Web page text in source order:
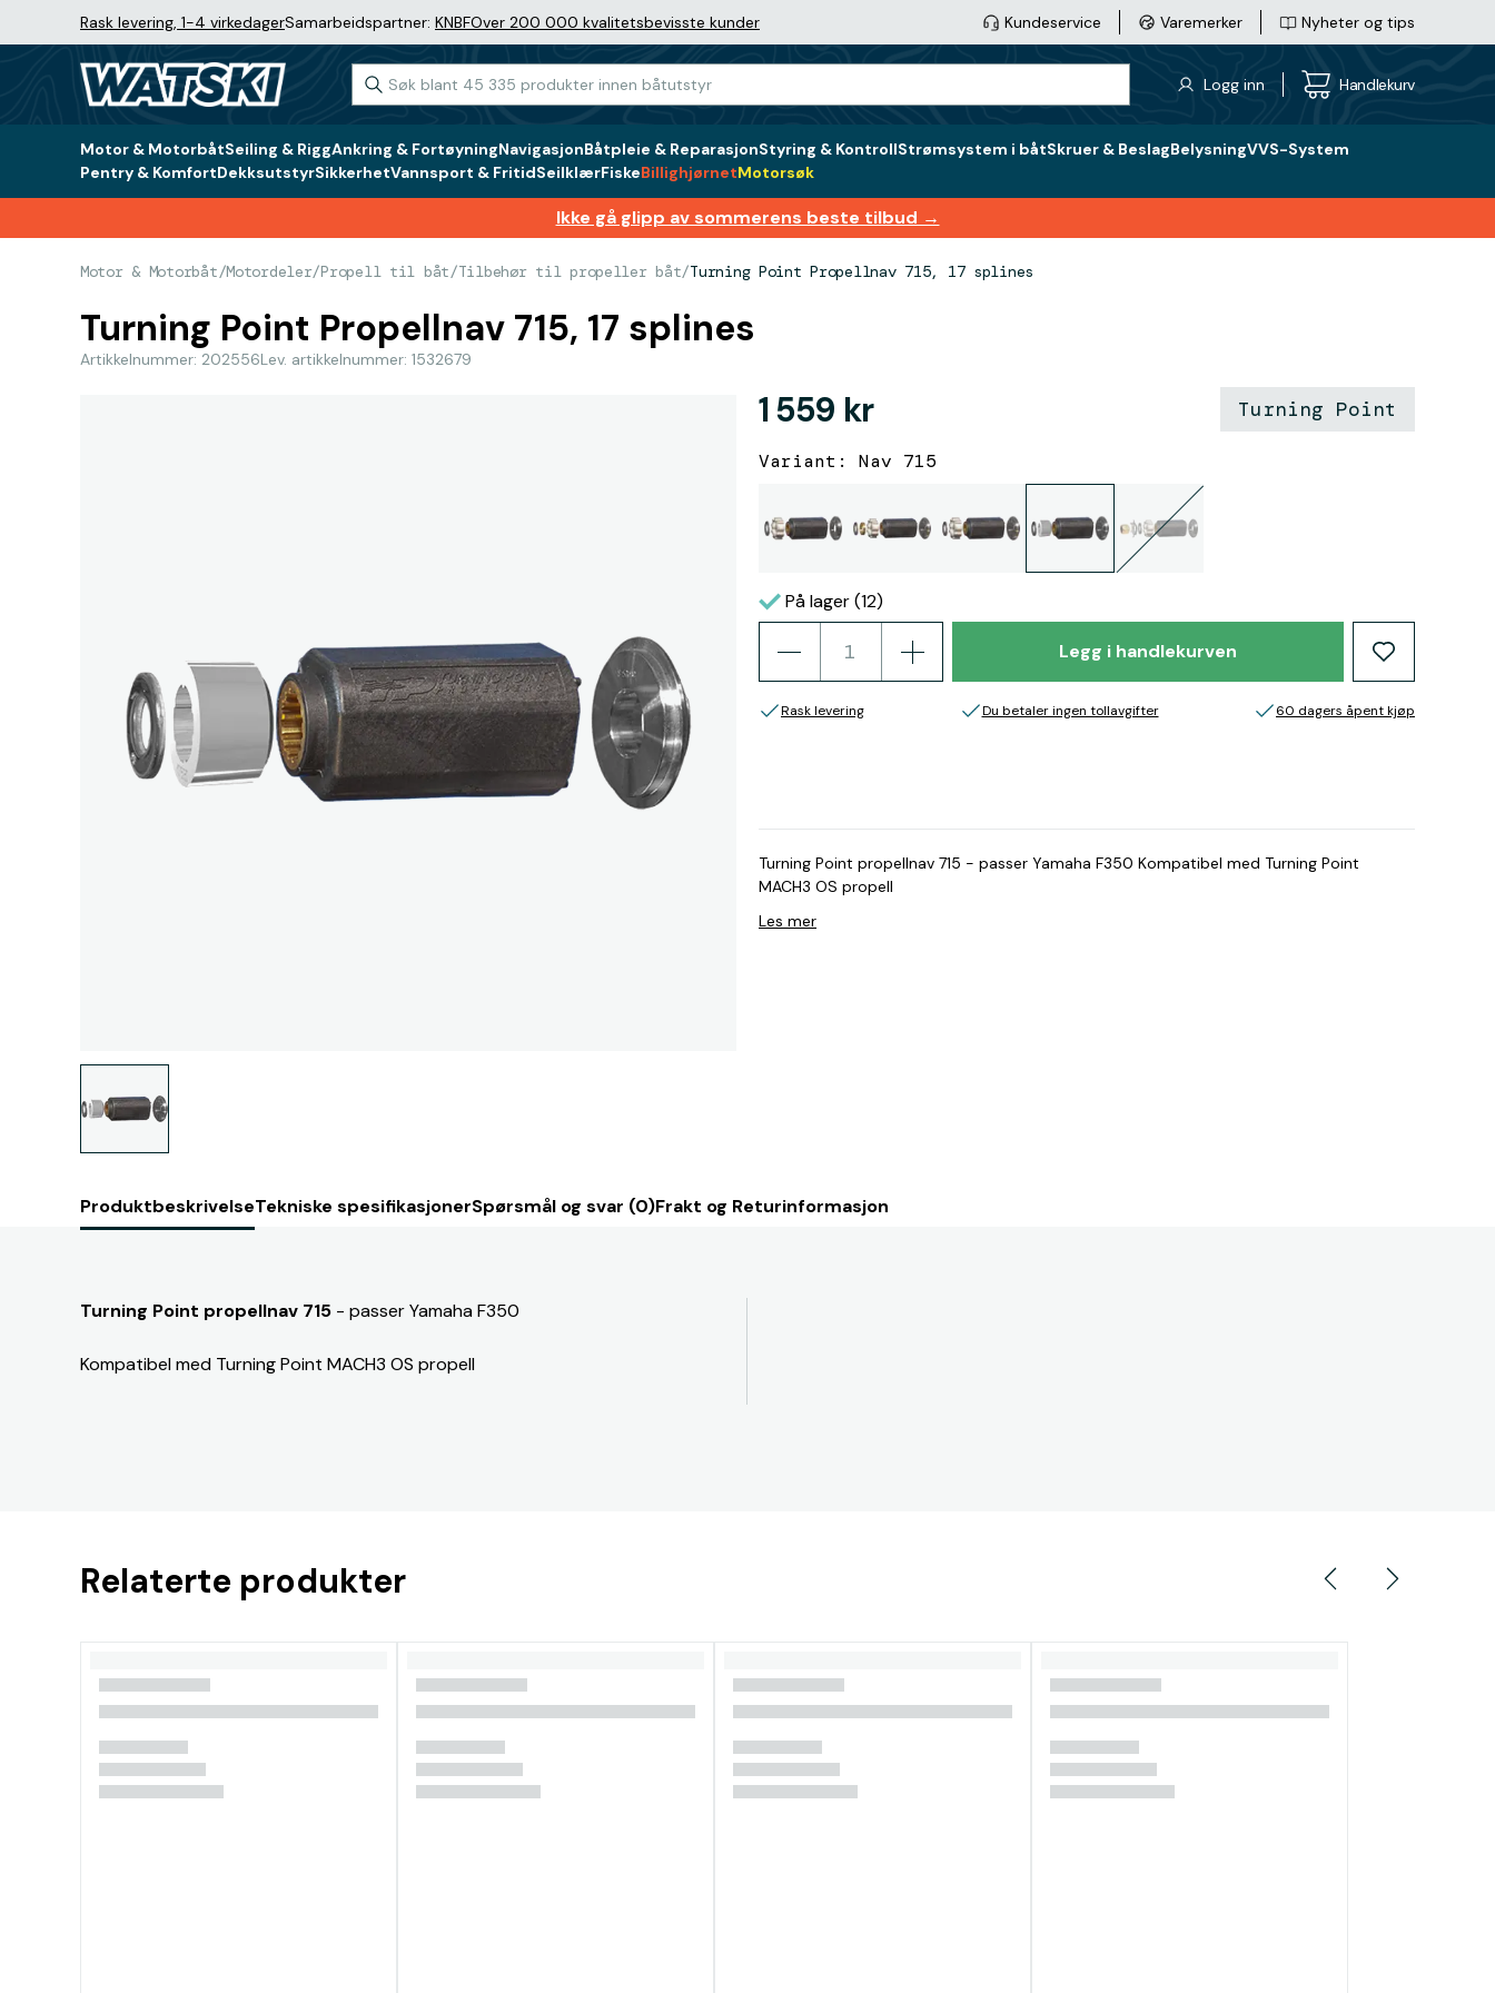
Rask levering, 1-4 virkedagerSamarbeidspartner: KNBFOver 200 000 kvalitetsbevisste kunder Kundeservice Varemerker Nyheter og tips
Logg inn Handlekurv
Motor & MotorbåtSeiling & RiggAnkring & FortøyningNavigasjonBåtpleie & ReparasjonStyring & KontrollStrømsystem i båtSkruer & BeslagBelysningVVS-System
Pentry & KomfortDekksutstyrSikkerhetVannsport & FritidSeilklærFiskeBillighjørnetMotorsøk
Ikke gå glipp av sommerens beste tilbud →
Motor & Motorbåt/Motordeler/Propell til båt/Tilbehør til propeller båt/Turning Point Propellnav 715, 17 splines
Turning Point Propellnav 715, 17 splines
Artikkelnummer: 202556Lev. artikkelnummer: 1532679
1 559 kr Turning Point
Variant: Nav 715
På lager (12)
Legg i handlekurven
Rask levering Du betaler ingen tollavgifter 60 dagers åpent kjøp
Turning Point propellnav 715 - passer Yamaha F350 Kompatibel med Turning Point
MACH3 OS propell
Les mer
ProduktbeskrivelseTekniske spesifikasjonerSpørsmål og svar (0)Frakt og Returinformasjon
Turning Point propellnav 715 - passer Yamaha F350
Kompatibel med Turning Point MACH3 OS propell
Relaterte produkter